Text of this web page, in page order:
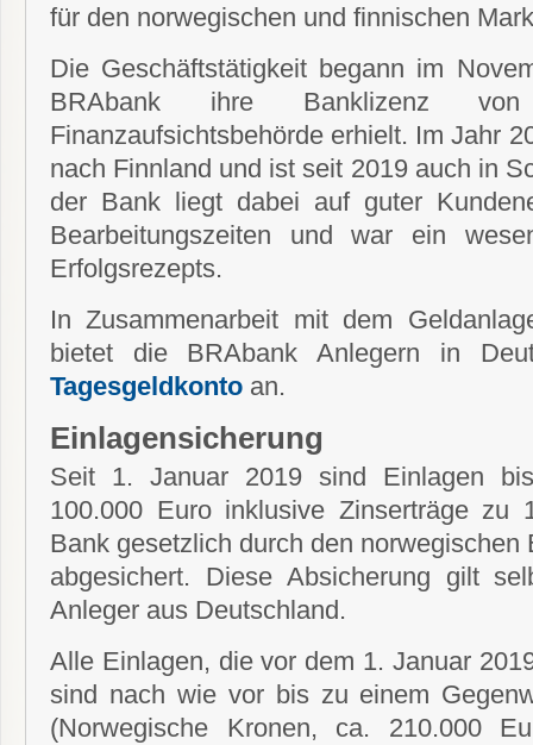
für den norwegischen und finnischen
Die Geschäftstätigkeit begann im
BRAbank ihre Banklizenz
Finanzaufsichtsbehörde erhielt. Im Jahr
nach Finnland und ist seit 2019 auch in
der Bank liegt dabei auf guter
Bearbeitungszeiten und war ein
Erfolgsrezepts.
In Zusammenarbeit mit dem
bietet die BRAbank Anlegern in
Tagesgeldkonto an.
Einlagensicherung
Seit 1. Januar 2019 sind Einlagen
100.000 Euro inklusive Zinserträge
Bank gesetzlich durch den norwegischen
abgesichert. Diese Absicherung gilt
Anleger aus Deutschland.
Alle Einlagen, die vor dem 1. Januar
sind nach wie vor bis zu einem
(Norwegische Kronen, ca. 210.000